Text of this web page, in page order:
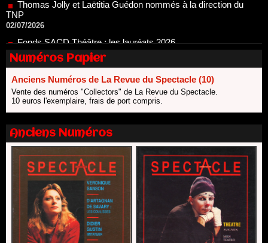
02/07/2026
Fonds SACD Théâtre : les lauréats 2026
Dispositif ARTCENA Écrire pour le cirque, les lauréats 2026 !
20/06/2026
Le palmarès des prix SACD 2026
18/06/2026
Les 10 lauréats du Fonds Grandes Formes Théâtre 2026
SACD
13/06/2026
Nomination de Nathalie Garraud et Olivier Saccomano à la
direction du Théâtre de Gennevilliers - CDN
13/06/2026
Dispositif SACD Auteurs d'espaces : les lauréats 2026
18/03/2026
Numéros Papier
Anciens Numéros de La Revue du Spectacle (10)
Vente des numéros "Collectors" de La Revue du Spectacle.
10 euros l'exemplaire, frais de port compris.
Anciens Numéros